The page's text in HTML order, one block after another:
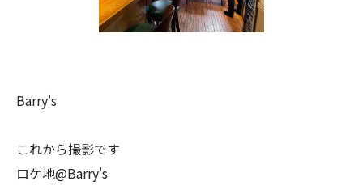
Barry's
これから撮影です
ロケ地@Barry's